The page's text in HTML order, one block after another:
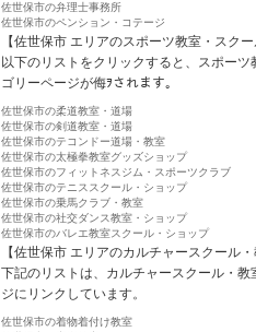
佐世保市の弁理士事務所
佐世保市のペンション・コテージ
【佐世保市 エリアのスポーツ教室・スク
以下のリストをクリックすると、スポー
ゴリーページが侮ｦされます。
佐世保市の柔道教室・道場
佐世保市の剣道教室・道場
佐世保市のテコンドー道場・教室
佐世保市の太極拳教室グッズショップ
佐世保市のフィットネスジム・スポーツクラブ
佐世保市のテニススクール・ショップ
佐世保市の乗馬クラブ・教室
佐世保市の社交ダンス教室・ショップ
佐世保市のバレエ教室スクール・ショップ
【佐世保市 エリアのカルチャースクール
下記のリストは、カルチャースクール・
ジにリンクしています。
佐世保市の着物着付け教室